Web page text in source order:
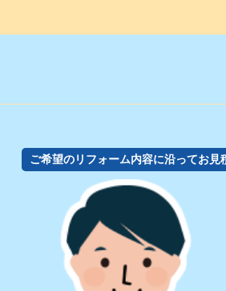
ご希望のリフォーム内容に沿ってお見